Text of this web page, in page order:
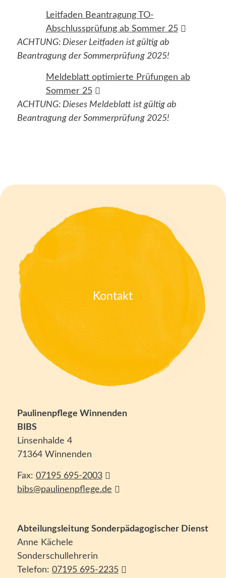
Leitfaden Beantragung TO-
Abschlussprüfung ab Sommer 25
ACHTUNG: Dieser Leitfaden ist gültig ab
Beantragung der Sommerprüfung 2025!
Meldeblatt optimierte Prüfungen ab
Sommer 25
ACHTUNG: Dieses Meldeblatt ist gültig ab
Beantragung der Sommerprüfung 2025!
Kontakt
Paulinenpflege Winnenden
BIBS
Linsenhalde 4
71364 Winnenden
Fax: 07195 695-2003
bibs@paulinenpflege.de
Abteilungsleitung Sonderpädagogischer Dienst
Anne Kächele
Sonderschullehrerin
Telefon: 07195 695-2235